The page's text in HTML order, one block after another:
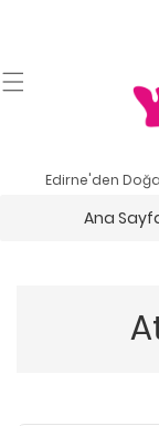
Edirne'den
Ana